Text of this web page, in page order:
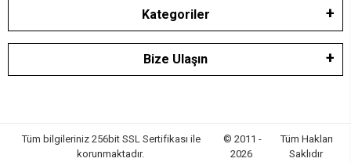
Kategoriler
Bize Ulaşın
Tüm bilgileriniz 256bit SSL Sertifikası ile
korunmaktadır.
© 2011 -
2026
Tüm Hakları
Saklıdır